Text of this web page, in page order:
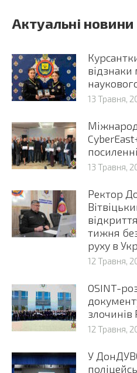
Актуальні новини
13 Травня,
13 Травня,
Ректор
тижня
руху в
12 Травня,
OSINT-
12 Травня,
У